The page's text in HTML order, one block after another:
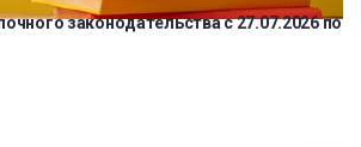
законодательства с 27.07.2026 по